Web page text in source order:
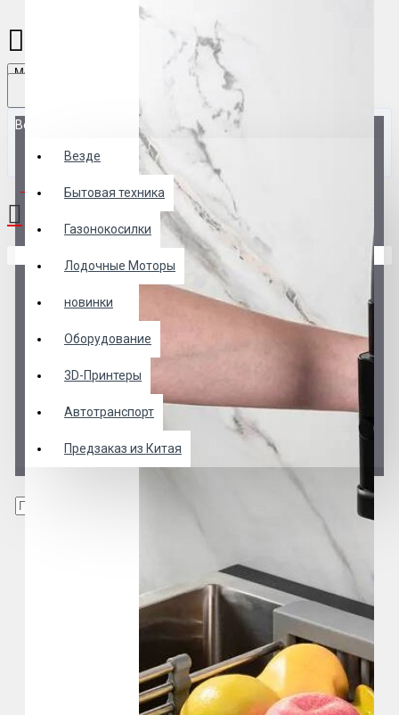
Menu
Везде
Везде
Бытовая техника
Газонокосилки
Лодочные Моторы
новинки
Оборудование
3D-Принтеры
Автотранспорт
Предзаказ из Китая
0 товар(ов) - 0 р.